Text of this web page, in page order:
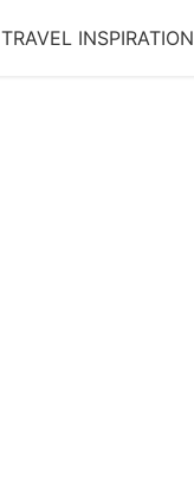
TRAVEL INSPIRATION